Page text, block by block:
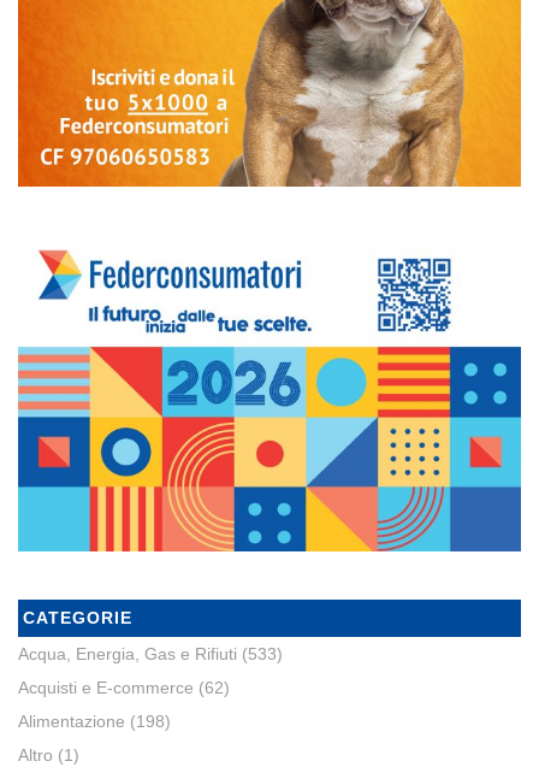
CATEGORIE
Acqua, Energia, Gas e Rifiuti (533)
Acquisti e E-commerce (62)
Alimentazione (198)
Altro (1)